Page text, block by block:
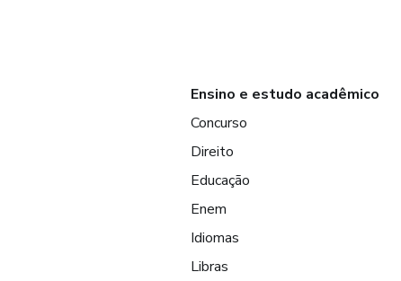
Ensino e estudo acadêmico
Concurso
Direito
Educação
Enem
Idiomas
Libras